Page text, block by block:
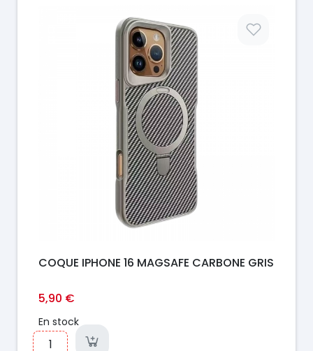
COQUE IPHONE 16 MAGSAFE CARBONE GRIS
5,90 €
En stock